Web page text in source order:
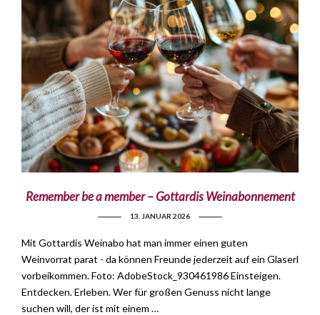
Remember be a member – Gottardis Weinabonnement
13. JANUAR 2026
Mit Gottardis Weinabo hat man immer einen guten
Weinvorrat parat - da können Freunde jederzeit auf ein Glaserl
vorbeikommen. Foto: AdobeStock_930461986 Einsteigen.
Entdecken. Erleben. Wer für großen Genuss nicht lange
suchen will, der ist mit einem …